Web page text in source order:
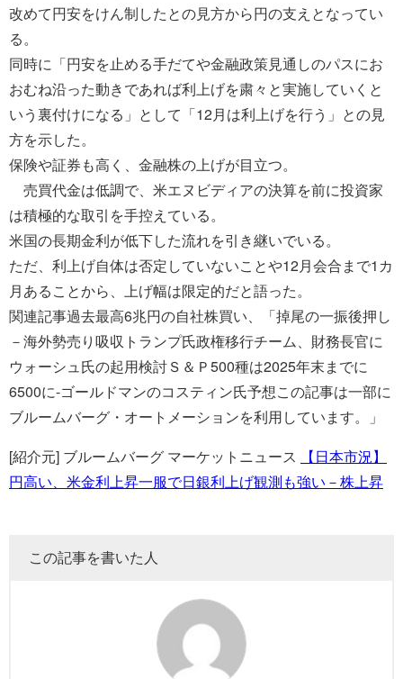
改めて円安をけん制したとの見方から円の支えとなってい
る。
同時に「円安を止める手だてや金融政策見通しのパスにお
おむね沿った動きであれば利上げを粛々と実施していくと
いう裏付けになる」として「12月は利上げを行う」との見
方を示した。
保険や証券も高く、金融株の上げが目立つ。
売買代金は低調で、米エヌビディアの決算を前に投資家
は積極的な取引を手控えている。
米国の長期金利が低下した流れを引き継いでいる。
ただ、利上げ自体は否定していないことや12月会合まで1カ
月あることから、上げ幅は限定的だと語った。
関連記事過去最高6兆円の自社株買い、「掉尾の一振後押し
－海外勢売り吸収トランプ氏政権移行チーム、財務長官に
ウォーシュ氏の起用検討Ｓ＆Ｐ500種は2025年末までに
6500に-ゴールドマンのコスティン氏予想この記事は一部に
ブルームバーグ・オートメーションを利用しています。」
[紹介元] ブルームバーグ マーケットニュース
【日本市況】
円高い、米金利上昇一服で日銀利上げ観測も強い－株上昇
この記事を書いた人